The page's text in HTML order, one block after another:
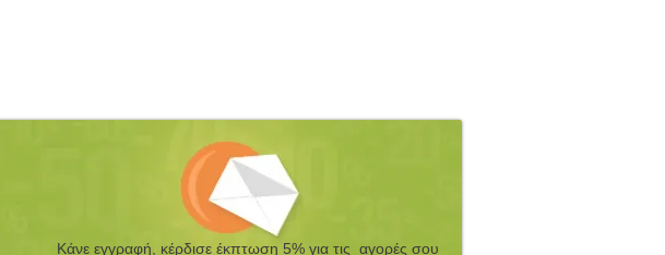
Κάνε εγγραφή, κέρδισε έκπτωση 5% για τις αγορές σου